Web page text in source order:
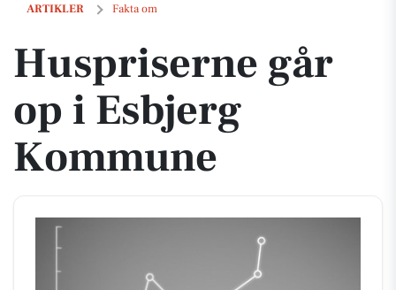
ARTIKLER Fakta om
Huspriserne går op i Esbjerg Kommune
Huspriserne går
op i Esbjerg
Kommune